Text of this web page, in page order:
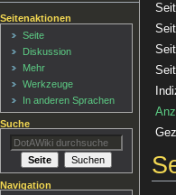
Seitenaktionen
Seite
Diskussion
Mehr
Werkzeuge
In anderen Sprachen
Suche
Navigation